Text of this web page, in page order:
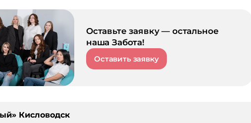
Оставьте заявку — остальное
наша Забота!
Оставить заявку
» Кисловодск